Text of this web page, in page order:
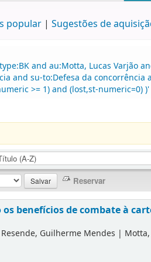
popular Sugestões de
and au:Motta, Lucas Varjão
and su-to:Defesa da concorrência
>= 1) and (lost,st-numeric=0) )'
benefícios de combate à
Resende, Guilherme Mendes |